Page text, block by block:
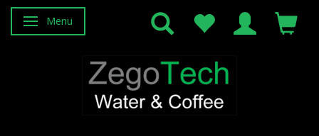
Skifte navigation
Menu